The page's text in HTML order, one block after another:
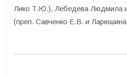
Лико Т.Ю.), Лебедева Людмила
(преп. Савченко Е.В. и